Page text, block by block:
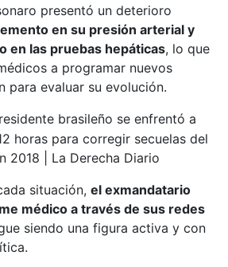
presentó un deterioro
en su presión arterial y
en las pruebas hepáticas, lo que
a programar nuevos
para evaluar su evolución.
brasileño se enfrentó a
horas para corregir secuelas del
2018 | La Derecha Diario
situación, el exmandatario
médico a través de sus redes
siendo una figura activa y con